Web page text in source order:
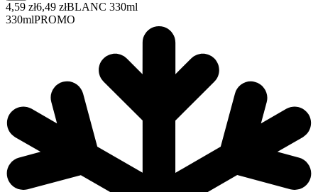
4,59 zł6,49 złBLANC 330ml
330mlPROMO